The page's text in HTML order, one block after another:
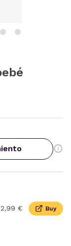
€ Buy